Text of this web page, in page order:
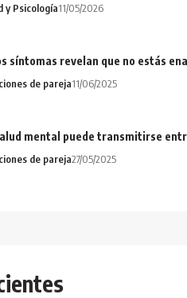
y Psicología11/05/2026
síntomas revelan que no estás
de pareja11/06/2025
mental puede transmitirse
de pareja27/05/2025